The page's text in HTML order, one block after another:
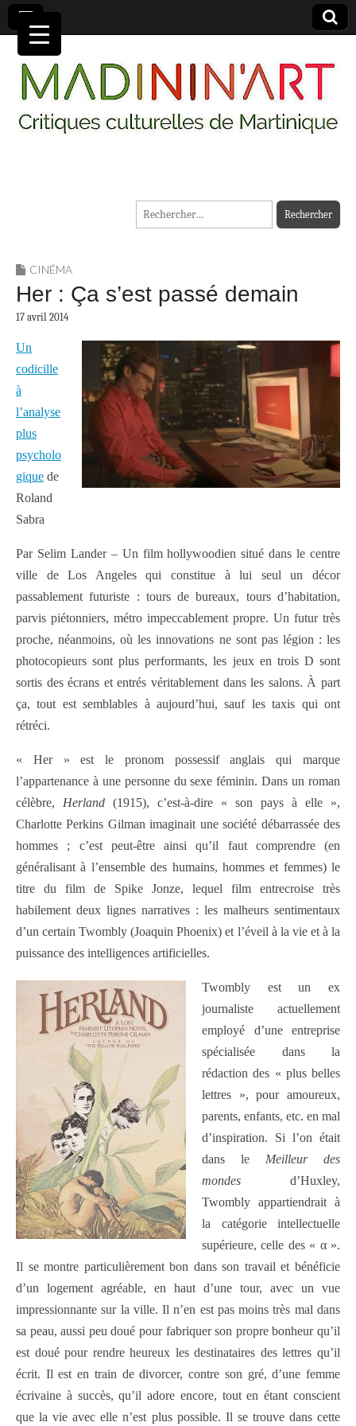
MADININ'ART
Rechercher :
CINÉMA
Her : Ça s’est passé demain
17 avril 2014
Un
codicille
à
l’analyse
plus
psycholo
gique de
Roland
Sabra
Par Selim Lander – Un film hollywoodien situé dans le centre
ville de Los Angeles qui constitue à lui seul un décor
passablement futuriste : tours de bureaux, tours d’habitation,
parvis piétonniers, métro impeccablement propre. Un futur très
proche, néanmoins, où les innovations ne sont pas légion : les
photocopieurs sont plus performants, les jeux en trois D sont
sortis des écrans et entrés véritablement dans les salons. À part
ça, tout est semblables à aujourd’hui, sauf les taxis qui ont
rétréci.
« Her » est le pronom possessif anglais qui marque
l’appartenance à une personne du sexe féminin. Dans un roman
célèbre, Herland (1915), c’est-à-dire « son pays à elle »,
Charlotte Perkins Gilman imaginait une société débarrassée des
hommes ; c’est peut-être ainsi qu’il faut comprendre (en
généralisant à l’ensemble des humains, hommes et femmes) le
titre du film de Spike Jonze, lequel film entrecroise très
habilement deux lignes narratives : les malheurs sentimentaux
d’un certain Twombly (Joaquin Phoenix) et l’éveil à la vie et à la
puissance des intelligences artificielles.
Twombly est un ex
journaliste actuellement
employé d’une entreprise
spécialisée dans la
rédaction des « plus belles
lettres », pour amoureux,
parents, enfants, etc. en mal
d’inspiration. Si l’on était
dans le Meilleur des
mondes d’Huxley,
Twombly appartiendrait à
la catégorie intellectuelle
supérieure, celle des « α ».
Il se montre particulièrement bon dans son travail et bénéficie
d’un logement agréable, en haut d’une tour, avec un vue
impressionnante sur la ville. Il n’en est pas moins très mal dans
sa peau, aussi peu doué pour fabriquer son propre bonheur qu’il
est doué pour rendre heureux les destinataires des lettres qu’il
écrit. Il est en train de divorcer, contre son gré, d’une femme
écrivaine à succès, qu’il adore encore, tout en étant conscient
que la vie avec elle n’est plus possible. Il se trouve dans cette